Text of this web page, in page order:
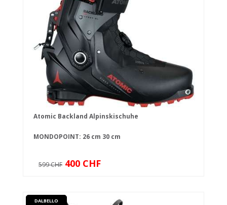
Atomic Backland Alpinskischuhe
MONDOPOINT: 26 cm 30 cm
599 CHF 400 CHF
DALBELLO